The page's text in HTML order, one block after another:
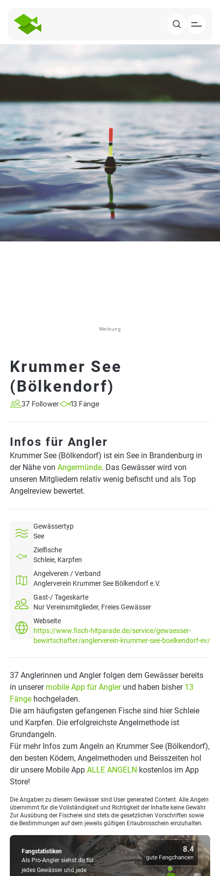
Werbung
Krummer See
(Bölkendorf)
37 Follower 13 Fänge
Infos für Angler
Krummer See (Bölkendorf) ist ein See in Brandenburg in
der Nähe von Angermünde. Das Gewässer wird von
unseren Mitgliedern relativ wenig befischt und als Top
Angelreview bewertet.
Gewässertyp
See
Zielfische
Schleie, Karpfen
Angelverein / Verband
Anglerverein Krummer See Bölkendorf e.V.
Gast-/ Tageskarte
Nur Vereinsmitglieder, Freies Gewässer
Webseite
https://www.fisch-hitparade.de/service/gewaesser-
bewirtschafter/anglerverein-krummer-see-boelkendorf-ev/
Fangstatistiken
Als Pro-Angler siehst du für
jedes Gewässer und jede
37 Anglerinnen und Angler folgen dem Gewässer bereits
in unserer mobile App für Anglerund haben bisher 13
Fänge hochgeladen.
Die am häufigsten gefangenen Fische sind hier Schleie
und Karpfen. Die erfolgreichste Angelmethode ist
Grundangeln.
Für mehr Infos zum Angeln an Krummer See (Bölkendorf),
den besten Ködern, Angelmethoden und Beisszeiten hol
dir unsere Mobile App ALLE ANGELN kostenlos im App
Store!
Die Angaben zu diesem Gewässer sind User generated Content. Alle Angeln
übernimmt für die Vollständigkeit und Richtigkeit der Inhalte keine Gewähr.
Zur Ausübung der Fischerei sind stets die gesetzlichen Vorschriften sowie
die Bestimmungen auf dem jeweils gültigen Erlaubnisschein einzuhalten.